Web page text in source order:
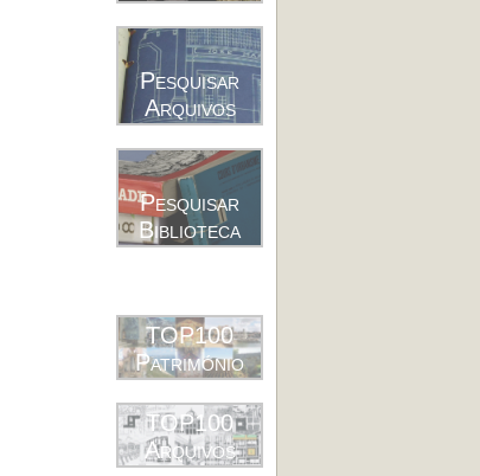
Pesquisar
Arquivos
Pesquisar
Biblioteca
TOP100
Património
TOP100
Arquivos